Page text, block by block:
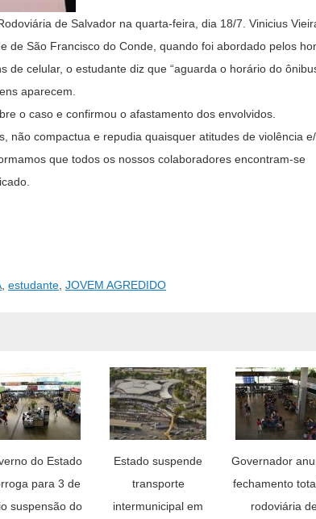
de Salvador na quarta-feira, dia 18/7. Vinicius
São Francisco do Conde, quando foi abordado pelos
celular, o estudante diz que “aguarda o horário do
aparecem.
o caso e confirmou o afastamento dos envolvidos.
não compactua e repudia quaisquer atitudes de violência
que todos os nossos colaboradores encontram-se
estudante JOVEM AGREDIDO
do Estado
para 3 de
suspensão do
Estado suspende
transporte
intermunicipal em
Governador
fechamento
rodoviária